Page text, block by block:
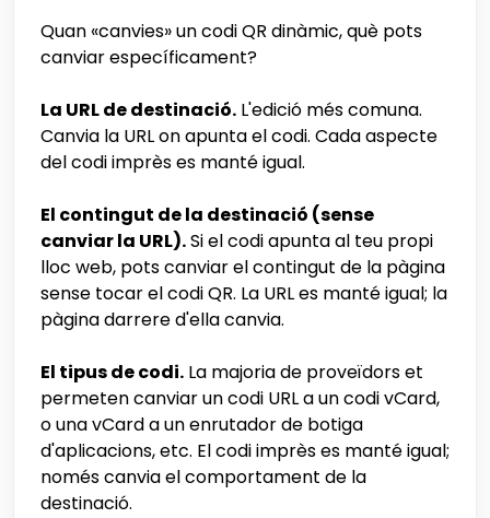
Quan «canvies» un codi QR dinàmic, què pots
canviar específicament?
La URL de destinació. L'edició més comuna.
Canvia la URL on apunta el codi. Cada aspecte
del codi imprès es manté igual.
El contingut de la destinació (sense
canviar la URL).Si el codi apunta al teu propi
lloc web, pots canviar el contingut de la pàgina
sense tocar el codi QR. La URL es manté igual; la
pàgina darrere d'ella canvia.
El tipus de codi. La majoria de proveïdors et
permeten canviar un codi URL a un codi vCard,
o una vCard a un enrutador de botiga
d'aplicacions, etc. El codi imprès es manté igual;
només canvia el comportament de la
destinació.